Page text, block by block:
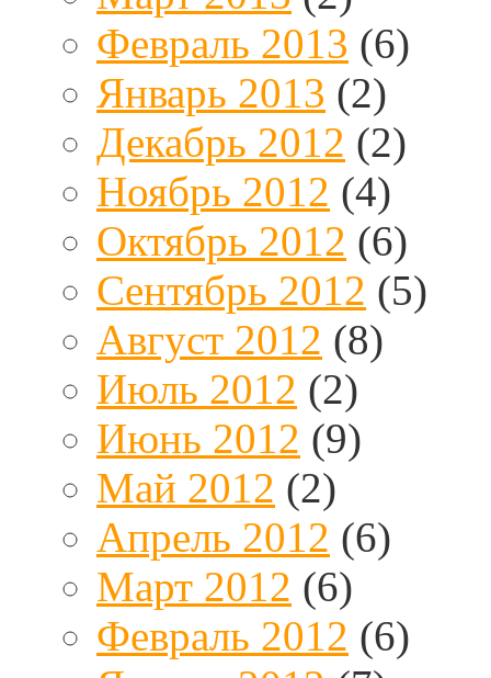
Февраль 2013 (6)
Январь 2013 (2)
Декабрь 2012 (2)
Ноябрь 2012 (4)
Октябрь 2012 (6)
Сентябрь 2012 (5)
Август 2012 (8)
Июль 2012 (2)
Июнь 2012 (9)
Май 2012 (2)
Апрель 2012 (6)
Март 2012 (6)
Февраль 2012 (6)